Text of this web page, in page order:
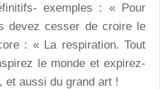
exemples : « Pour
devez cesser de croire le
: « La respiration. Tout
le monde et expirez-
et aussi du grand art !